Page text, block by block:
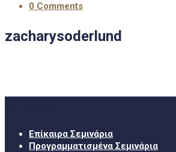
0 Comments
zacharysoderlund
Επίκαιρα Σεμινάρια
Προγραμματισμένα Σεμινάρια